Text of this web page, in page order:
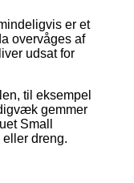
er et
overvåges af
udsat for
til eksempel
gemmer
Small
dreng.